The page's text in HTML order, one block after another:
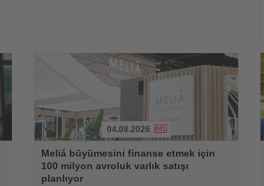
Oku
04.08.2026
Meliá büyümesini finanse etmek için
100 milyon avroluk varlık satışı
planlıyor